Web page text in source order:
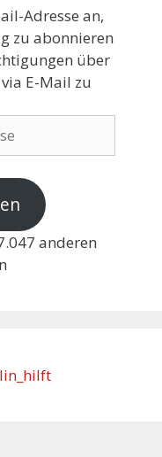
Adresse an,
zu abonnieren
über
E-Mail zu
anderen